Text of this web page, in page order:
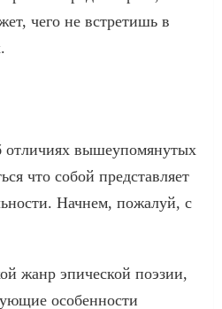
чего не встретишь в
отличиях вышеупомянутых
что собой представляет
Начнем, пожалуй, с
жанр эпической поэзии,
особенности